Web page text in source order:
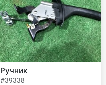
Ручник
#39338